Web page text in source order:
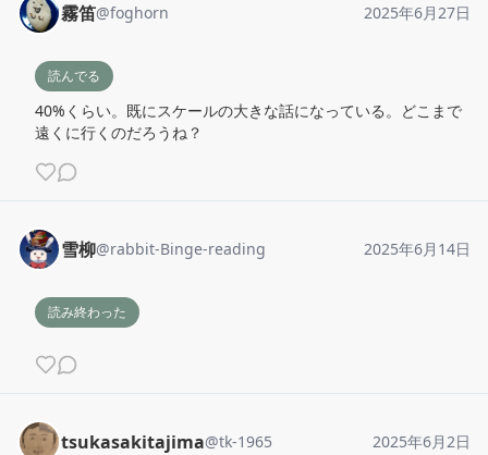
霧笛@foghorn 2025年6月27日
読んでる
40%くらい。既にスケールの大きな話になっている。どこまで
遠くに行くのだろうね？
雪柳@rabbit-Binge-reading 2025年6月14日
読み終わった
tsukasakitajima@tk-1965 2025年6月2日